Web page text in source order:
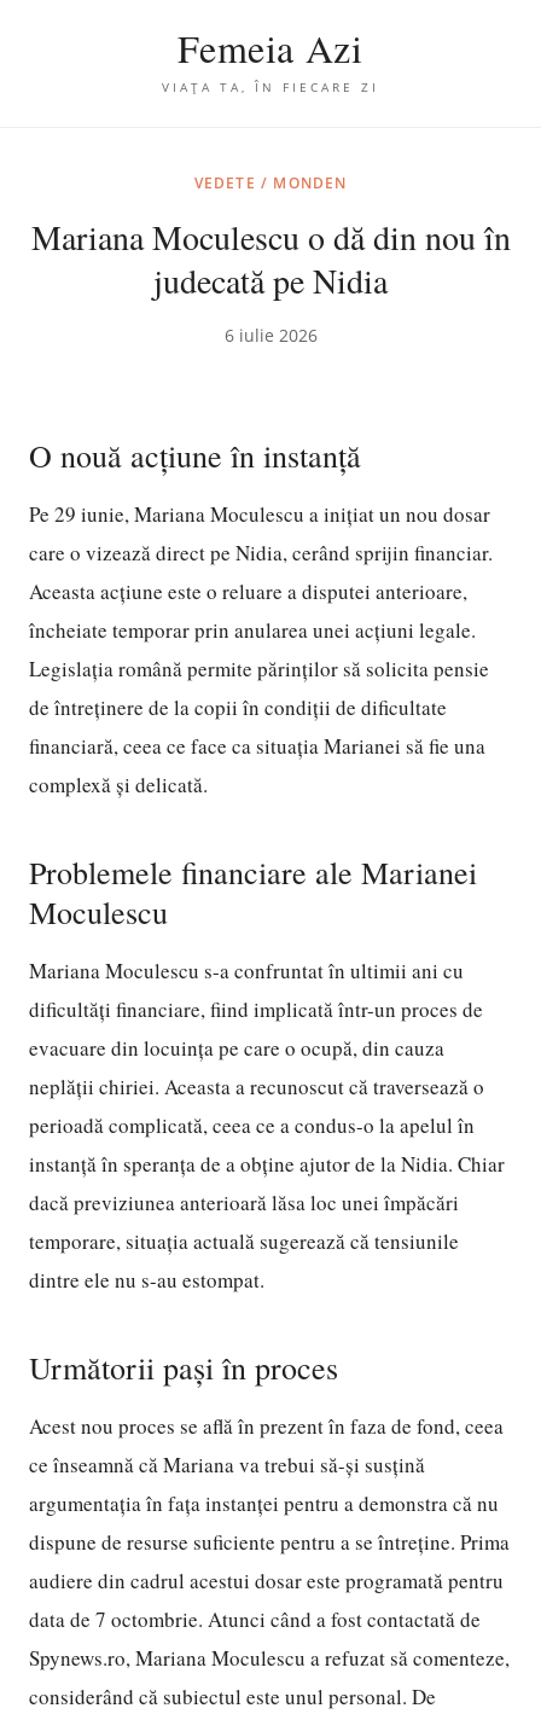
Femeia Azi
VIAȚA TA, ÎN FIECARE ZI
VEDETE / MONDEN
Mariana Moculescu o dă din nou în
judecată pe Nidia
6 iulie 2026
O nouă acțiune în instanță
Pe 29 iunie, Mariana Moculescu a inițiat un nou dosar
care o vizează direct pe Nidia, cerând sprijin financiar.
Aceasta acțiune este o reluare a disputei anterioare,
încheiate temporar prin anularea unei acțiuni legale.
Legislația română permite părinților să solicita pensie
de întreținere de la copii în condiții de dificultate
financiară, ceea ce face ca situația Marianei să fie una
complexă și delicată.
Problemele financiare ale Marianei
Moculescu
Mariana Moculescu s-a confruntat în ultimii ani cu
dificultăți financiare, fiind implicată într-un proces de
evacuare din locuința pe care o ocupă, din cauza
neplății chiriei. Aceasta a recunoscut că traversează o
perioadă complicată, ceea ce a condus-o la apelul în
instanță în speranța de a obține ajutor de la Nidia. Chiar
dacă previziunea anterioară lăsa loc unei împăcări
temporare, situația actuală sugerează că tensiunile
dintre ele nu s-au estompat.
Următorii pași în proces
Acest nou proces se află în prezent în faza de fond, ceea
ce înseamnă că Mariana va trebui să-și susțină
argumentația în fața instanței pentru a demonstra că nu
dispune de resurse suficiente pentru a se întreține. Prima
audiere din cadrul acestui dosar este programată pentru
data de 7 octombrie. Atunci când a fost contactată de
Spynews.ro, Mariana Moculescu a refuzat să comenteze,
considerând că subiectul este unul personal. De